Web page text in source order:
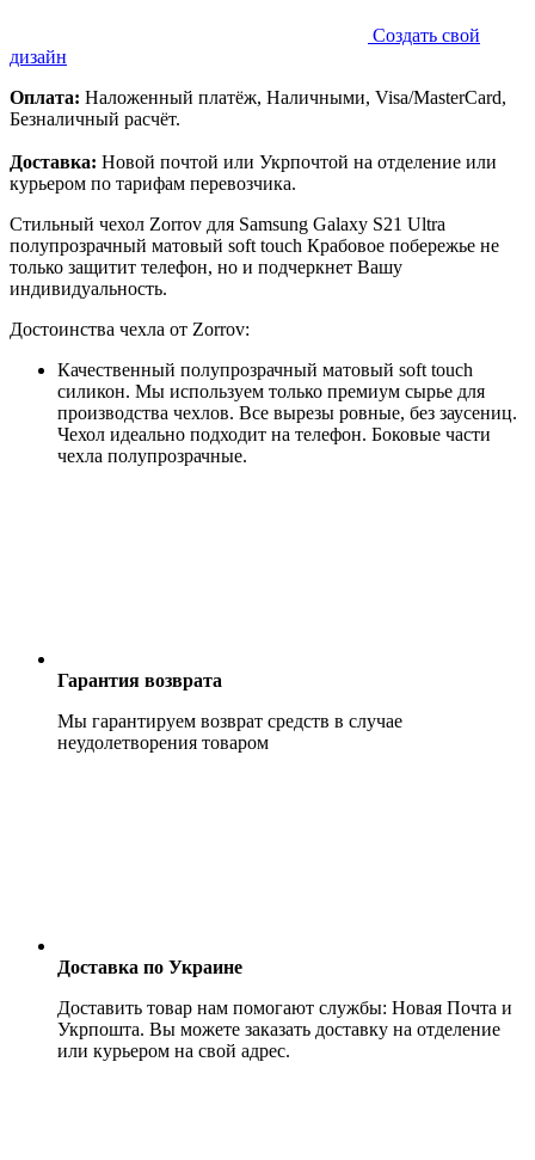
Создать свой
дизайн
Оплата: Наложенный платёж, Наличными, Visa/MasterCard,
Безналичный расчёт.
Доставка: Новой почтой или Укрпочтой на отделение или
курьером по тарифам перевозчика.
Стильный чехол Zorrov для Samsung Galaxy S21 Ultra
полупрозрачный матовый soft touch Крабовое побережье не
только защитит телефон, но и подчеркнет Вашу
индивидуальность.
Достоинства чехла от Zorrov:
Качественный полупрозрачный матовый soft touch
силикон. Мы используем только премиум сырье для
производства чехлов. Все вырезы ровные, без заусениц.
Чехол идеально подходит на телефон. Боковые части
чехла полупрозрачные.
Гарантия возврата
Мы гарантируем возврат средств в случае
неудолетворения товаром
Доставка по Украине
Доставить товар нам помогают службы: Новая Почта и
Укрпошта. Вы можете заказать доставку на отделение
или курьером на свой адрес.